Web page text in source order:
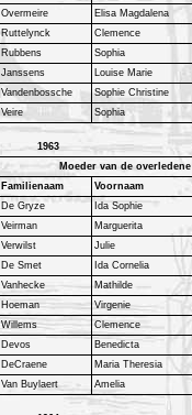
Overmeire Elisa Magdalena
Ruttelynck Clemence
Rubbens Sophia
Janssens Louise Marie
Vandenbossche Sophie Christine
Veire Sophia
1963
Moeder van de overledene
Familienaam Voornaam
De Gryze Ida Sophie
Veirman Marguerita
Verwilst Julie
De Smet Ida Cornelia
Vanhecke Mathilde
Hoeman Virgenie
Willems Clemence
Devos Benedicta
DeCraene Maria Theresia
Van Buylaert Amelia